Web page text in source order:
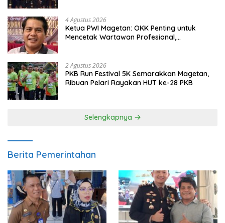
4 Agustus 2026
Ketua PWI Magetan: OKK Penting untuk
Mencetak Wartawan Profesional,
2 Agustus 2026
PKB Run Festival 5K Semarakkan Magetan,
Ribuan Pelari Rayakan HUT ke-28 PKB
Selengkapnya
Berita Pemerintahan